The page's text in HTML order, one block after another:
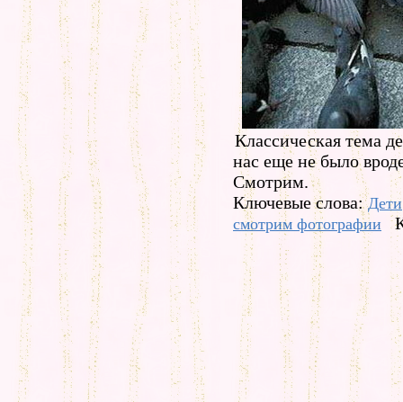
Классическая тема
нас еще не было
Смотрим.
Ключевые слова:Дети
смотрим фотографии